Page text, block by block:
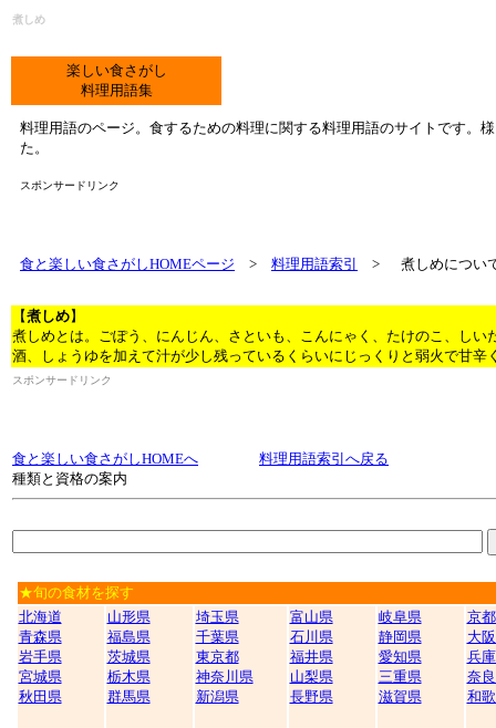
煮しめ
楽しい食さがし
料理用語集
料理用語のページ。食するための料理に関する料理用語のサイトです。
た。
スポンサードリンク
食と楽しい食さがしHOMEページ > 料理用語索引 > 煮しめについ
【煮しめ】
煮しめ とは。ごぽう、にんじん、さといも、こんにゃく、たけのこ、し
酒、しょうゆを加えて汁が少し残っているくらいにじっくりと弱火で甘辛
スポンサードリンク
食と楽しい食さがしHOMEへ
料理用語索引へ戻る
種類と資格の案内
★旬の食材を探す
北海道
青森県
岩手県
宮城県
秋田県
山形県
福島県
茨城県
栃木県
群馬県
埼玉県
千葉県
東京都
神奈川県
新潟県
富山県
石川県
福井県
山梨県
長野県
岐阜県
静岡県
愛知県
三重県
滋賀県
京
大
兵
奈
和